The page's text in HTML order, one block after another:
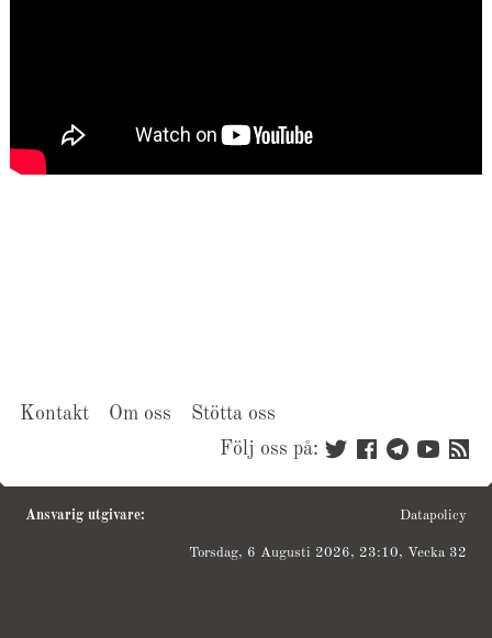
Kontakt Om oss
Stötta oss
Följ oss på:
Ansvarig utgivare: Datapolicy
Torsdag, 6 Augusti 2026, 23:10, Vecka 32